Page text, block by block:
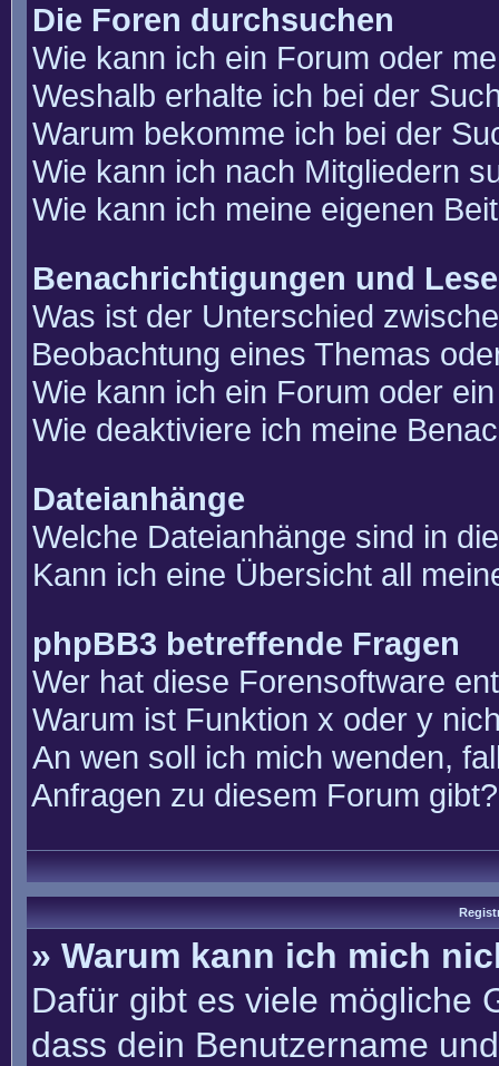
Die Foren durchsuchen
Wie kann ich ein Forum oder
Weshalb erhalte ich bei der
Warum bekomme ich bei der
Wie kann ich nach Mitgliedern
Wie kann ich meine eigenen
Benachrichtigungen und
Was ist der Unterschied
Beobachtung eines Themas
Wie kann ich ein Forum oder
Wie deaktiviere ich meine
Dateianhänge
Welche Dateianhänge sind in
Kann ich eine Übersicht all
phpBB3 betreffende Fragen
Wer hat diese Forensoftware
Warum ist Funktion x oder y
An wen soll ich mich wenden,
Anfragen zu diesem Forum gibt?
» Warum kann ich mich
Dafür gibt es viele mögliche
dass dein Benutzername